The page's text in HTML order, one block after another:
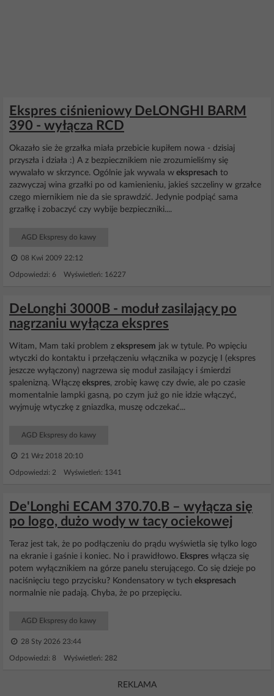
Ekspres ciśnieniowy DeLONGHI BARM
390 - wyłącza RCD
Okazało sie że grzałka miała przebicie kupiłem nowa - dzisiaj
przyszła i działa :) A z bezpiecznikiem nie zrozumieliśmy się
wywalało w skrzynce. Ogólnie jak wywala w ekspresach to
zazwyczaj wina grzałki po od kamienieniu, jakieś szczeliny w grzałce
czego miernikiem nie da sie sprawdzić. Jedynie podpiąć sama
grzałkę i zobaczyć czy wybije bezpieczniki....
AGD Ekspresy do kawy
08 Kwi 2009 22:12
Odpowiedzi: 6 Wyświetleń: 16227
DeLonghi 3000B - moduł zasilający po
nagrzaniu wyłącza ekspres
Witam, Mam taki problem z ekspresem jak w tytule. Po wpięciu
wtyczki do kontaktu i przełączeniu włącznika w pozycję I (ekspres
jeszcze wyłączony) nagrzewa się moduł zasilający i śmierdzi
spalenizną. Włączę ekspres, zrobię kawę czy dwie, ale po czasie
momentalnie lampki gasną, po czym już go nie idzie włączyć,
wyjmuję wtyczkę z gniazdka, muszę odczekać...
AGD Ekspresy do kawy
21 Wrz 2018 20:10
Odpowiedzi: 2 Wyświetleń: 1341
De'Longhi ECAM 370.70.B – wyłącza się
po logo, dużo wody w tacy ociekowej
Teraz jest tak, że po podłączeniu do prądu wyświetla się tylko logo
na ekranie i gaśnie i koniec. No i prawidłowo. Ekspres włącza się
potem wyłącznikiem na górze panelu sterującego. Co się dzieje po
naciśnięciu tego przycisku? Kondensatory w tych ekspresach
normalnie nie padają. Chyba, że po przepięciu.
AGD Ekspresy do kawy
28 Sty 2026 23:44
Odpowiedzi: 8 Wyświetleń: 282
REKLAMA